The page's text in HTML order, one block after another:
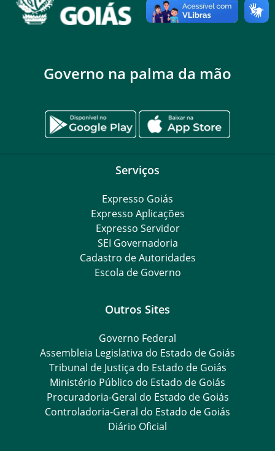
Governo na palma da mão
Serviços
Expresso Goiás
Expresso Aplicações
Expresso Servidor
SEI Governadoria
Cadastro de Autoridades
Escola de Governo
Outros Sites
Governo Federal
Assembleia Legislativa do Estado de Goiás
Tribunal de Justiça do Estado de Goiás
Ministério Público do Estado de Goiás
Procuradoria-Geral do Estado de Goiás
Controladoria-Geral do Estado de Goiás
Diário Oficial